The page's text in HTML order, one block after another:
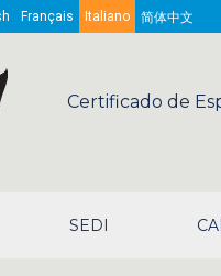
Français Italiano 简体中文
Certificado de
SEDI